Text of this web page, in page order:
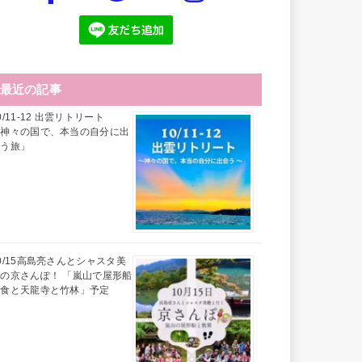
最近の記事
11-12 出雲リトリート
神々の国で、本当の自分に出
旅」
15高島亮さんとシャスタ美
京さんぽ！ 「嵐山で屋形船
と天龍寺と竹林」予定